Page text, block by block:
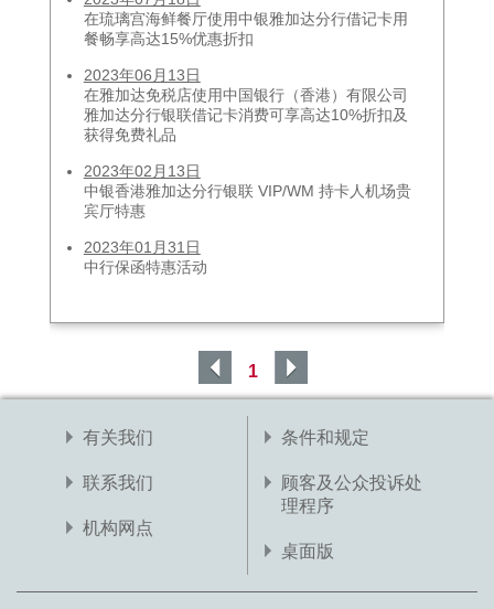
在琉璃宫海鲜餐厅使用中银雅加达分行借记卡用
餐畅享高达15%优惠折扣
2023年06月13日
在雅加达免税店使⽤中国银行（香港）有限公司
雅加达分行银联借记卡消费可享⾼达10%折扣及
获得免费礼品
2023年02月13日
中银香港雅加达分行银联 VIP/WM 持卡人机场贵
宾厅特惠
2023年01月31日
中行保函特惠活动
1
有关我们
联系我们
机构网点
条件和规定
顾客及公众投诉处
理程序
桌面版